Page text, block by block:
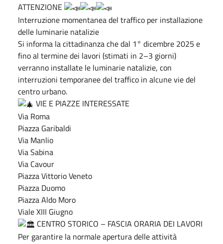
ATTENZIONE
Interruzione momentanea del traffico per installazione
delle luminarie natalizie
Si informa la cittadinanza che dal 1° dicembre 2025 e
fino al termine dei lavori (stimati in 2–3 giorni)
verranno installate le luminarie natalizie, con
interruzioni temporanee del traffico in alcune vie del
centro urbano.
VIE E PIAZZE INTERESSATE
Via Roma
Piazza Garibaldi
Via Manlio
Via Sabina
Via Cavour
Piazza Vittorio Veneto
Piazza Duomo
Piazza Aldo Moro
Viale XIII Giugno
CENTRO STORICO – FASCIA ORARIA DEI LAVORI
Per garantire la normale apertura delle attività